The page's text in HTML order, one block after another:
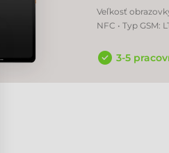
Veľkosť
NFC • Typ GSM:
3-5